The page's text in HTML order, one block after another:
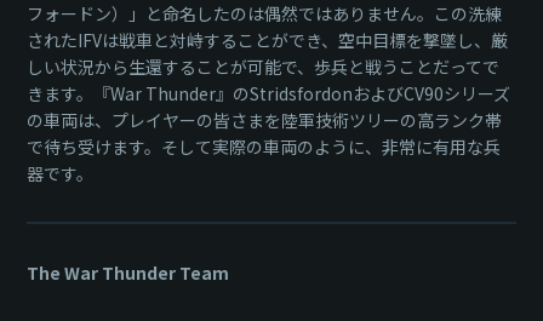
フォードン）」と命名したのは偶然ではありません。この洗練
されたIFVは戦車と対峙することができ、空中目標を撃墜し、厳
しい状況から生還することが可能で、歩兵と戦うことだってで
きます。『War Thunder』のStridsfordonおよびCV90シリーズ
の車両は、プレイヤーの皆さまを陸軍技術ツリーの高ランク帯
で待ち受けます。そして実際の車両のように、非常に有用な兵
器です。
The War Thunder Team